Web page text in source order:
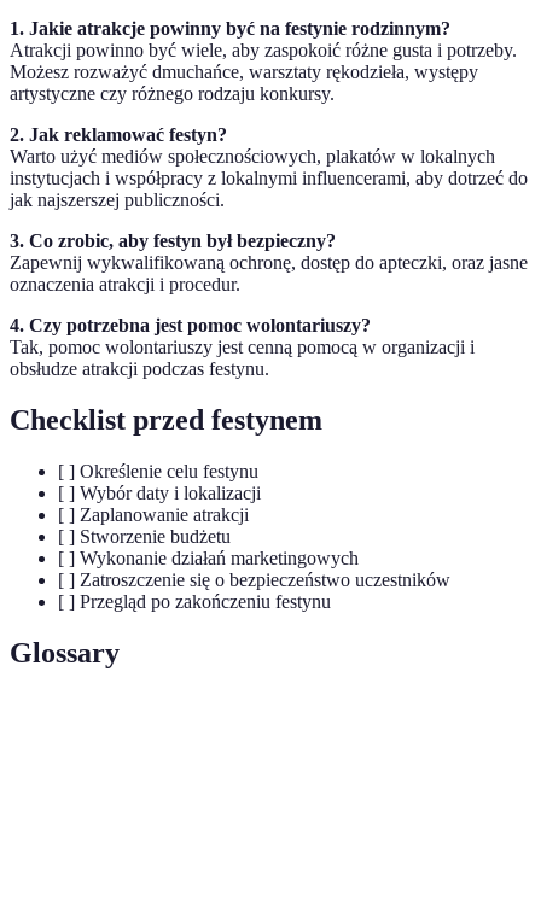
1. Jakie atrakcje powinny być na festynie rodzinnym?
Atrakcji powinno być wiele, aby zaspokoić różne gusta i potrzeby.
Możesz rozważyć dmuchańce, warsztaty rękodzieła, występy
artystyczne czy różnego rodzaju konkursy.
2. Jak reklamować festyn?
Warto użyć mediów społecznościowych, plakatów w lokalnych
instytucjach i współpracy z lokalnymi influencerami, aby dotrzeć do
jak najszerszej publiczności.
3. Co zrobic, aby festyn był bezpieczny?
Zapewnij wykwalifikowaną ochronę, dostęp do apteczki, oraz jasne
oznaczenia atrakcji i procedur.
4. Czy potrzebna jest pomoc wolontariuszy?
Tak, pomoc wolontariuszy jest cenną pomocą w organizacji i
obsłudze atrakcji podczas festynu.
Checklist przed festynem
[ ] Określenie celu festynu
[ ] Wybór daty i lokalizacji
[ ] Zaplanowanie atrakcji
[ ] Stworzenie budżetu
[ ] Wykonanie działań marketingowych
[ ] Zatroszczenie się o bezpieczeństwo uczestników
[ ] Przegląd po zakończeniu festynu
Glossary